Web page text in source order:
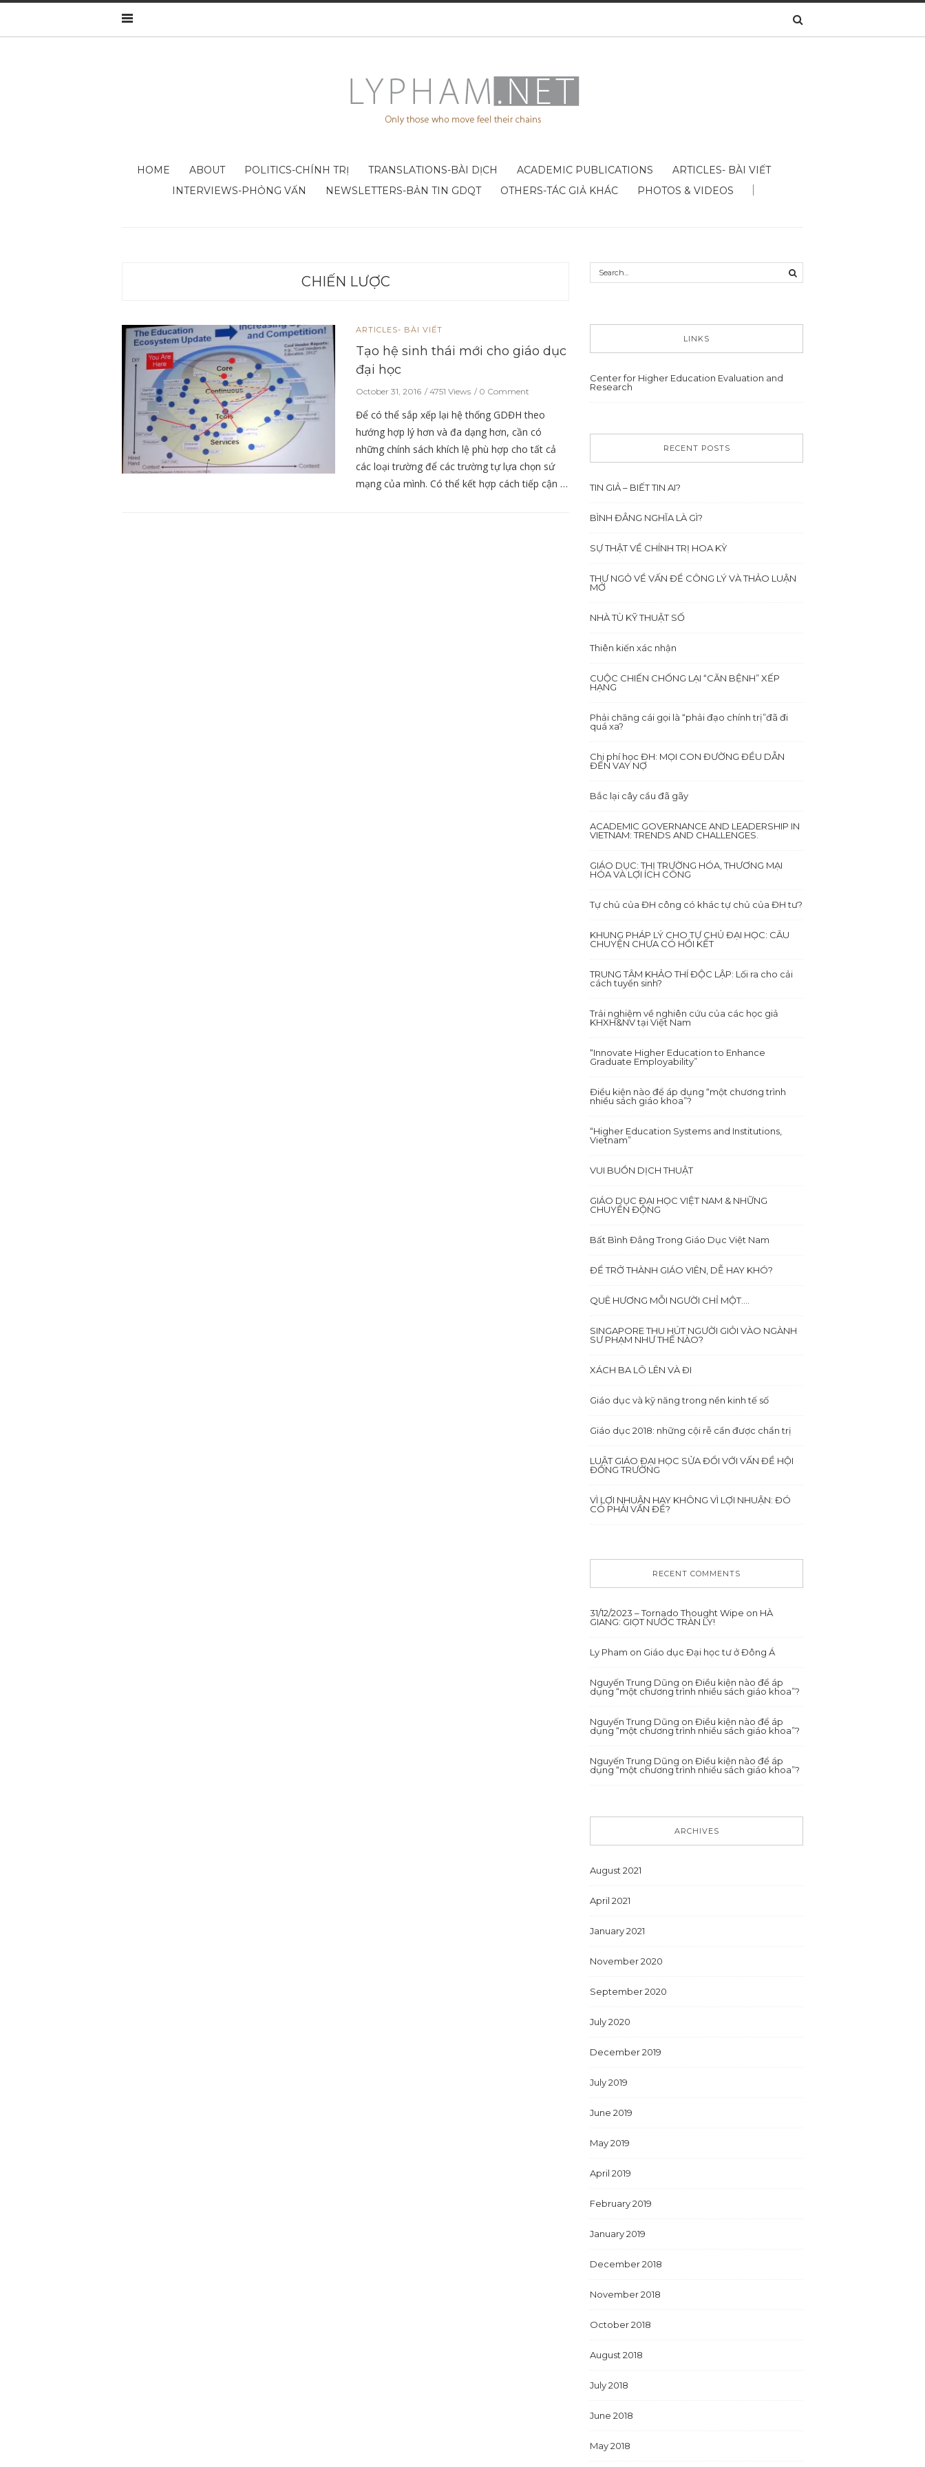
HOME ABOUT POLITICS-CHÍNH TRỊ TRANSLATIONS-BÀI DỊCH ACADEMIC PUBLICATIONS
ARTICLES- BÀI VIẾT
INTERVIEWS-PHỎNG VẤN
NEWSLETTERS-BẢN TIN GDQT OTHERS-TÁC GIẢ KHÁC PHOTOS & VIDEOS
CHIẾN LƯỢC
ARTICLES- BÀI VIẾT
Tạo hệ sinh thái mới cho giáo dục
đại học
October 31, 2016 4751 Views 0 Comment
Để có thể sắp xếp lại hệ thống GDĐH theo
hướng hợp lý hơn và đa dạng hơn, cần có
những chính sách khích lệ phù hợp cho tất cả
các loại trường để các trường tự lựa chọn sứ
mạng của mình. Có thể kết hợp cách tiếp cận …
LINKS
Center for Higher Education Evaluation and
Research
RECENT POSTS
TIN GIẢ – BIẾT TIN AI?
BÌNH ĐẲNG NGHĨA LÀ GÌ?
SỰ THẬT VỀ CHÍNH TRỊ HOA KỲ
THƯ NGỎ VỀ VẤN ĐỀ CÔNG LÝ VÀ THẢO LUẬN
MỞ
NHÀ TÙ KỸ THUẬT SỐ
Thiên kiến xác nhận
CUỘC CHIẾN CHỐNG LẠI “CĂN BỆNH” XẾP
HẠNG
Phải chăng cái gọi là “phải đạo chính trị”đã đi
quá xa?
Chi phí học ĐH: MỌI CON ĐƯỜNG ĐỀU DẪN
ĐẾN VAY NỢ
Bắc lại cây cầu đã gãy
ACADEMIC GOVERNANCE AND LEADERSHIP IN
VIETNAM: TRENDS AND CHALLENGES.
GIÁO DỤC: THỊ TRƯỜNG HÓA, THƯƠNG MẠI
HÓA VÀ LỢI ÍCH CÔNG
Tự chủ của ĐH công có khác tự chủ của ĐH tư?
KHUNG PHÁP LÝ CHO TỰ CHỦ ĐẠI HỌC: CÂU
CHUYỆN CHƯA CÓ HỒI KẾT
TRUNG TÂM KHẢO THÍ ĐỘC LẬP: Lối ra cho cải
cách tuyển sinh?
Trải nghiệm về nghiên cứu của các học giả
KHXH&NV tại Việt Nam
“Innovate Higher Education to Enhance
Graduate Employability”
Điều kiện nào để áp dụng “một chương trình
nhiều sách giáo khoa”?
“Higher Education Systems and Institutions,
Vietnam”
VUI BUỒN DỊCH THUẬT
GIÁO DỤC ĐẠI HỌC VIỆT NAM & NHỮNG
CHUYỂN ĐỘNG
Bất Bình Đẳng Trong Giáo Dục Việt Nam
ĐỂ TRỞ THÀNH GIÁO VIÊN, DỄ HAY KHÓ?
QUÊ HƯƠNG MỖI NGƯỜI CHỈ MỘT….
SINGAPORE THU HÚT NGƯỜI GIỎI VÀO NGÀNH
SƯ PHẠM NHƯ THẾ NÀO?
XÁCH BA LÔ LÊN VÀ ĐI
Giáo dục và kỹ năng trong nền kinh tế số
Giáo dục 2018: những cội rễ cần được chẩn trị
LUẬT GIÁO ĐẠI HỌC SỬA ĐỔI VỚI VẤN ĐỀ HỘI
ĐỒNG TRƯỜNG
VÌ LỢI NHUẬN HAY KHÔNG VÌ LỢI NHUẬN: ĐÓ
CÓ PHẢI VẤN ĐỀ?
RECENT COMMENTS
31/12/2023 – Tornado Thought Wipe on HÀ
GIANG: GIỌT NƯỚC TRÀN LY!
Ly Pham on Giáo dục Đại học tư ở Đông Á
Nguyến Trung Dũng on Điều kiện nào để áp
dụng “một chương trình nhiều sách giáo khoa”?
Nguyến Trung Dũng on Điều kiện nào để áp
dụng “một chương trình nhiều sách giáo khoa”?
Nguyến Trung Dũng on Điều kiện nào để áp
dụng “một chương trình nhiều sách giáo khoa”?
ARCHIVES
August 2021
April 2021
January 2021
November 2020
September 2020
July 2020
December 2019
July 2019
June 2019
May 2019
April 2019
February 2019
January 2019
December 2018
November 2018
October 2018
August 2018
July 2018
June 2018
May 2018